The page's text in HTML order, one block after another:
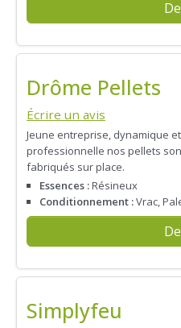
Drôme Pellets
Écrire un avis
Jeune entreprise, dynamique et
professionnelle nos pellets
fabriqués sur place.
Essences :Résineux
Conditionnement :Vrac,
Simplyfeu